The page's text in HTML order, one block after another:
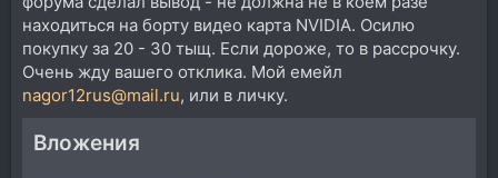
находиться на борту видео карта NVIDIA. Осилю
покупку за 20 - 30 тыщ. Если дороже, то в рассрочку.
Очень жду вашего отклика. Мой емейл
nagor12rus@mail.ru, или в личку.
Вложения